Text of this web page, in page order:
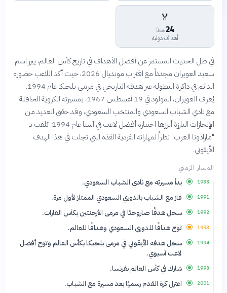
🏅
24 هدفاً
أهداف دولية
في ظل الحديث المستمر عن أفضل الأهداف في تاريخ كأس العالم، يبرز اسم
سعيد العويران مجدداً مع اقتراب مونديال 2026، حيث أكد اللاعب حضوره
الدائم في ذاكرة البطولة عبر هدفه التاريخي في مرمى بلجيكا عام 1994.
يُعرف العويران، المولود في 19 أغسطس 1967، بمسيرته الكروية الحافلة
مع نادي الشباب السعودي والمنتخب السعودي، وقد حقق العديد من
الإنجازات البارزة أبرزها اختياره أفضل لاعب في آسيا عام 1994. يُلقب بـ
"مارادونا العرب" نظراً لمهاراته الفردية الفذة التي تجلت في هذا الهدف
الأيقوني.
المسار الزمني
1988 بدأ مسيرته مع نادي الشباب السعودي.
1991 فاز مع الشباب بالدوري السعودي الممتاز لأول مرة.
1992 سجل هدفًا صاروخيًا في مرمى الأرجنتين بكأس القارات.
1993 توج هدافًا للدوري السعودي وهدافًا للعالم.
1994
سجل هدفه الأيقوني في مرمى بلجيكا بكأس العالم وتوج أفضل
لاعب آسيوي.
1998 شارك في كأس العالم بفرنسا.
2001 اعتزل كرة القدم رسميًا بعد مسيرة مع الشباب.